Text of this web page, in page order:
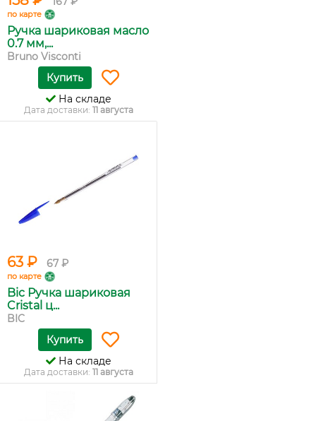
по карте
Ручка шариковая масло
0.7 мм,...
Bruno Visconti
Купить
На складе
Дата доставки: 11 августа
63 ₽ 67 ₽
по карте
Bic Ручка шариковая
Cristal ц...
BIC
Купить
На складе
Дата доставки: 11 августа